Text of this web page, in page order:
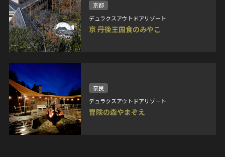
京都
デュラクスアウトドアリゾート
京 丹後王国食のみやこ
奈良
デュラクスアウトドアリゾート
冒険の森やまぞえ